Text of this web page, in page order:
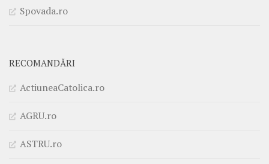
Spovada.ro
RECOMANDĂRI
ActiuneaCatolica.ro
AGRU.ro
ASTRU.ro